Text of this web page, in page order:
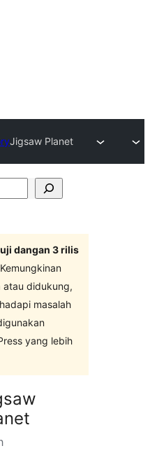
Jigsaw Planet
dangan 3 rilis
atau didukung,
masalah
yang lebih